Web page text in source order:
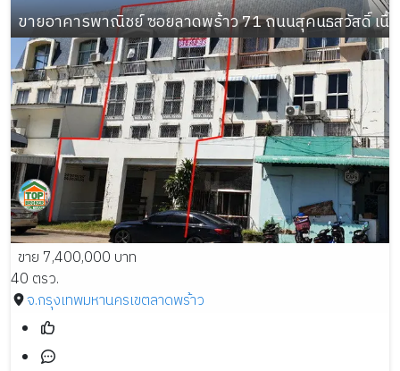
ขายอาคารพาณิชย์ ซอยลาดพร้าว 71 ถนนสุคนธสวัสดิ์ เนื้
ขาย 7,400,000 บาท
40 ตรว.
จ.กรุงเทพมหานครเขตลาดพร้าว